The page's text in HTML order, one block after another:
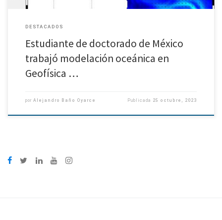
DESTACADOS
Estudiante de doctorado de México
trabajó modelación oceánica en
Geofísica …
por Alejandro Baño Oyarce Publicada 25 octubre, 2023